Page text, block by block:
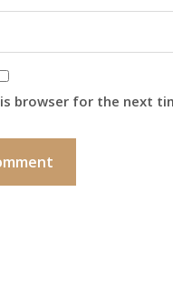
browser for the next